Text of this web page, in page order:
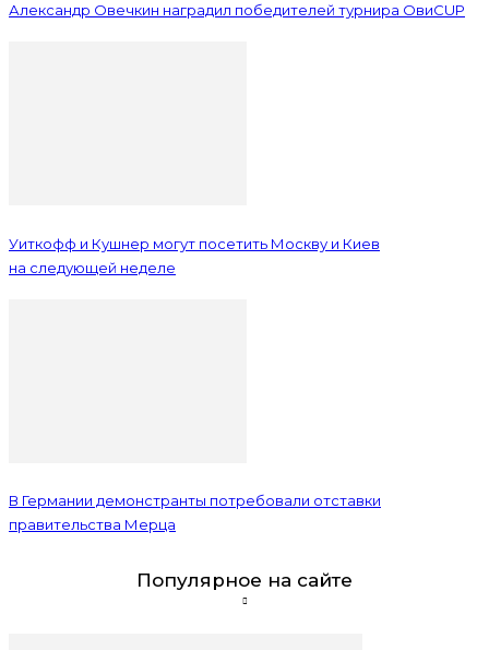
Александр Овечкин наградил победителей турнира ОвиCUP
Уиткофф и Кушнер могут посетить Москву и Киев
на следующей неделе
В Германии демонстранты потребовали отставки
правительства Мерца
Популярное на сайте